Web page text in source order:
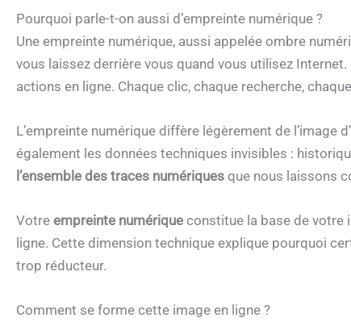
Pourquoi parle-t-on aussi d’empreinte numérique ?
Une empreinte numérique, aussi appelée ombre
vous laissez derrière vous quand vous utilisez
actions en ligne. Chaque clic, chaque recherche,
L’empreinte numérique diffère légèrement de l’image
également les données techniques invisibles :
l’ensemble des traces numériques que nous laissons
Votre empreinte numérique constitue la base de votre
ligne. Cette dimension technique explique pourquoi
trop réducteur.
Comment se forme cette image en ligne ?